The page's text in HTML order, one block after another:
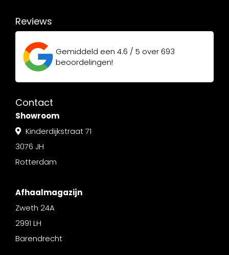
Reviews
Gemiddeld een 4.6 / 5 over693
beoordelingen!
Contact
Showroom
Kinderdijkstraat 71
3076 JH
Rotterdam
Afhaalmagazijn
Zweth 24A
2991 LH
Barendrecht